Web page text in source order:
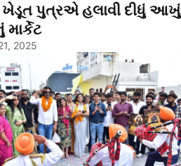
પુત્રએ હલાવી દીધું આખું
2025